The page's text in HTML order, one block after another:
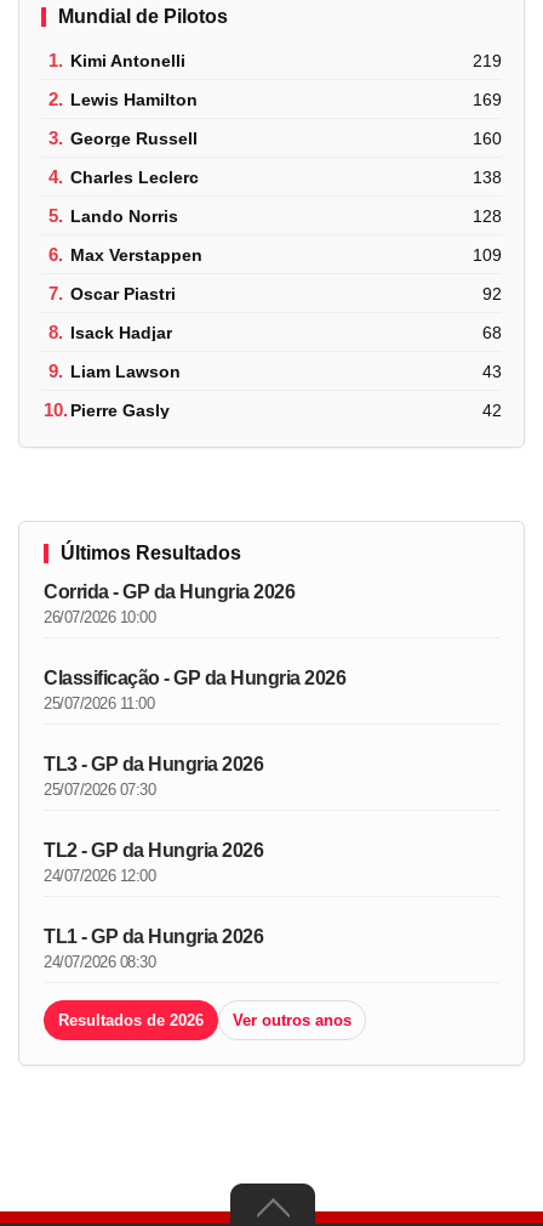
Mundial de Pilotos
1. Kimi Antonelli 219
2. Lewis Hamilton 169
3. George Russell 160
4. Charles Leclerc 138
5. Lando Norris 128
6. Max Verstappen 109
7. Oscar Piastri 92
8. Isack Hadjar 68
9. Liam Lawson 43
10.Pierre Gasly 42
Últimos Resultados
Corrida - GP da Hungria 2026
26/07/2026 10:00
Classificação - GP da Hungria 2026
25/07/2026 11:00
TL3 - GP da Hungria 2026
25/07/2026 07:30
TL2 - GP da Hungria 2026
24/07/2026 12:00
TL1 - GP da Hungria 2026
24/07/2026 08:30
Resultados de 2026 Ver outros anos